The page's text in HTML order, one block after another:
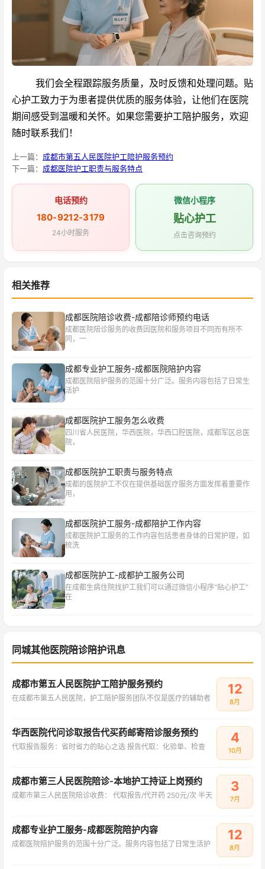
我们会全程跟踪服务质量，及时反馈和处理问题。贴
心护工致力于为患者提供优质的服务体验，让他们在医院
期间感受到温暖和关怀。如果您需要护工陪护服务，欢迎
随时联系我们！
上一篇： 成都市第五人民医院护工陪护服务预约
下一篇： 成都医院护工职责与服务特点
电话预约
180-9212-3179
24小时服务
微信小程序
贴心护工
点击咨询预约
相关推荐
成都医院陪诊收费-成都陪诊师预约电话
成都医院陪诊服务的收费因医院和服务项目不同而有所不
同，一
成都专业护工服务-成都医院陪护内容
成都医院陪护服务的范围十分广泛。服务内容包括了日常生
活护
成都医院护工服务怎么收费
四川省人民医院，华西医院，华西口腔医院，成都军区总医
院，
成都医院护工职责与服务特点
成都的医院护工不仅在提供基础医疗服务方面发挥着重要作
用，
成都医院护工服务-成都陪护工作内容
成都医院护工服务的工作内容包括患者身体的日常护理，如
梳洗
成都医院护工-成都护工服务公司
在成都生病住院找护工我们可以通过微信小程序“贴心护工”
在
同城其他医院陪诊陪护讯息
成都市第五人民医院护工陪护服务预约
在成都市第五人民医院，护工陪护服务团队不仅是医疗的辅助者
12
8月
华西医院代问诊取报告代买药邮寄陪诊服务预约
代取报告服务：省时省力的贴心之选 报告代取：化验单、检查
4
10月
成都市第三人民医院陪诊-本地护工持证上岗预约
成都市第三人民医院陪诊收费： 代取报告/代开药 250元/次 半天
3
7月
成都专业护工服务-成都医院陪护内容
成都医院陪护服务的范围十分广泛。服务内容包括了日常生活护
12
8月